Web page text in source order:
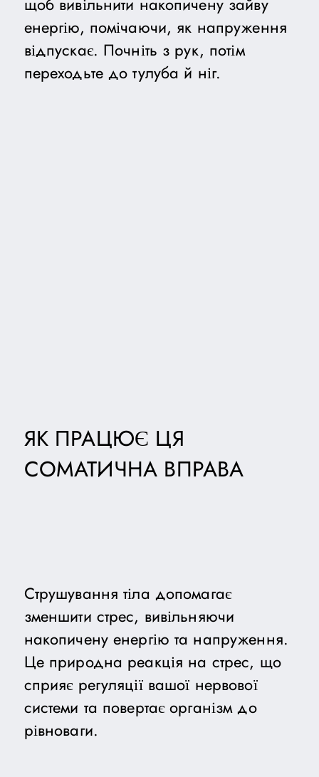
енергію, помічаючи, як напруження
відпускає. Почніть з рук, потім
переходьте до тулуба й ніг.
ЯК ПРАЦЮЄ ЦЯ
СОМАТИЧНА ВПРАВА
Струшування тіла допомагає
зменшити стрес, вивільняючи
накопичену енергію та напруження.
Це природна реакція на стрес, що
сприяє регуляції вашої нервової
системи та повертає організм до
рівноваги.